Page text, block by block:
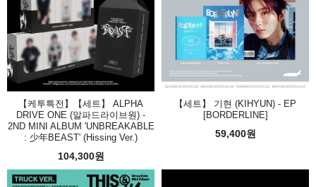
【케투특전】【세트】 ALPHA
DRIVE ONE (알파드라이브원) -
2ND MINI ALBUM 'UNBREAKABLE
: 少年BEAST' (Hissing Ver.)
104,300원
【세트】 기현 (KIHYUN) - EP
[BORDERLINE]
59,400원